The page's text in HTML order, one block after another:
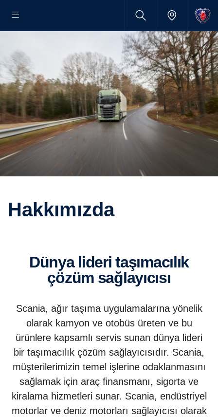
Hakkımızda
Dünya lideri taşımacılık
çözüm sağlayıcısı
Scania, ağır taşıma uygulamalarına yönelik
olarak kamyon ve otobüs üreten ve bu
ürünlere kapsamlı servis sunan dünya lideri
bir taşımacılık çözüm sağlayıcısıdır. Scania,
müşterilerimizin temel işlerine odaklanmasını
sağlamak için araç finansmanı, sigorta ve
kiralama hizmetleri sunar. Scania, endüstriyel
motorlar ve deniz motorları sağlayıcısı olarak